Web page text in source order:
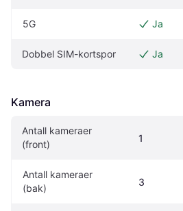
5G Ja
Dobbel SIM-kortspor Ja
Kamera
Antall kameraer
(front)
1
Antall kameraer
(bak)
3